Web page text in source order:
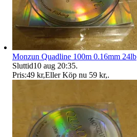
Monzun Quadline 100m 0.16mm 24lb
Sluttid10 aug 20:35.
Pris:49 kr,Eller Köp nu 59 kr,.